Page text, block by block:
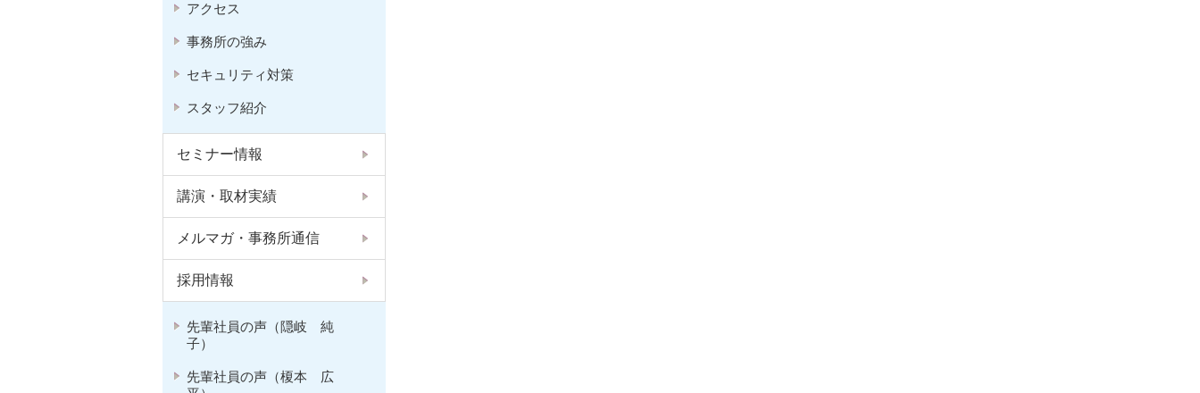
アクセス
事務所の強み
セキュリティ対策
スタッフ紹介
セミナー情報
講演・取材実績
メルマガ・事務所通信
採用情報
先輩社員の声（隠岐 純
子）
先輩社員の声（榎本 広